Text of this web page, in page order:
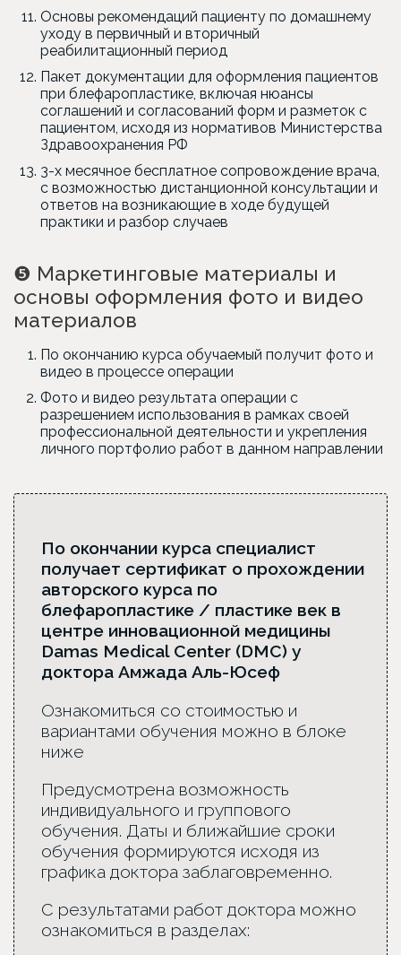
Основы рекомендаций пациенту по домашнему
уходу в первичный и вторичный
реабилитационный период
Пакет документации для оформления пациентов
при блефаропластике, включая нюансы
соглашений и согласований форм и разметок с
пациентом, исходя из нормативов Министерства
Здравоохранения РФ
3-х месячное бесплатное сопровождение врача,
с возможностью дистанционной консультации и
ответов на возникающие в ходе будущей
практики и разбор случаев
❺ Маркетинговые материалы и
основы оформления фото и видео
материалов
По окончанию курса обучаемый получит фото и
видео в процессе операции
Фото и видео результата операции с
разрешением использования в рамках своей
профессиональной деятельности и укрепления
личного портфолио работ в данном направлении
По окончании курса специалист
получает сертификат о прохождении
авторского курса по
блефаропластике / пластике век в
центре инновационной медицины
Damas Medical Center (DMC) у
доктора Амжада Аль-Юсеф
Ознакомиться со стоимостью и
вариантами обучения можно в блоке
ниже
Предусмотрена возможность
индивидуального и группового
обучения. Даты и ближайшие сроки
обучения формируются исходя из
графика доктора заблаговременно.
С результатами работ доктора можно
ознакомиться в разделах: